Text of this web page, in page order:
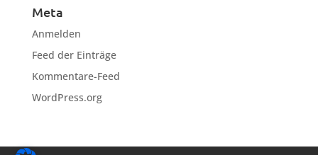
Meta
Anmelden
Feed der Einträge
Kommentare-Feed
WordPress.org